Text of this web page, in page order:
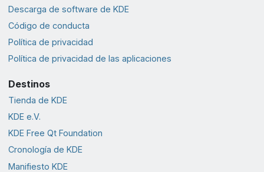
Descarga de software de KDE
Código de conducta
Política de privacidad
Política de privacidad de las aplicaciones
Destinos
Tienda de KDE
KDE e.V.
KDE Free Qt Foundation
Cronología de KDE
Manifiesto KDE